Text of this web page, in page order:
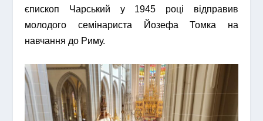
єпископ Чарський у 1945 році відправив
молодого семінариста Йозефа Томка на
навчання до Риму.